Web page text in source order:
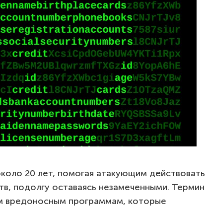
20 лет, помогая атакующим действовать
подолгу оставаясь незамеченными. Термин
вредоносным программам, которые